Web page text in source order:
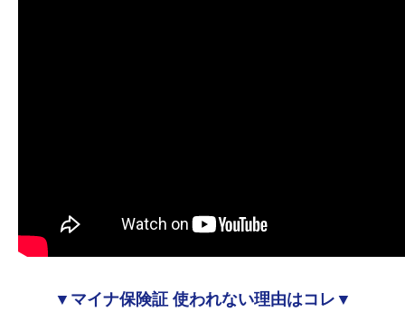
▼マイナ保険証 使われない理由はコレ▼